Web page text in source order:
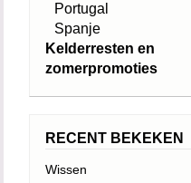
Portugal
Spanje
Kelderresten en
zomerpromoties
RECENT BEKEKEN
Wissen